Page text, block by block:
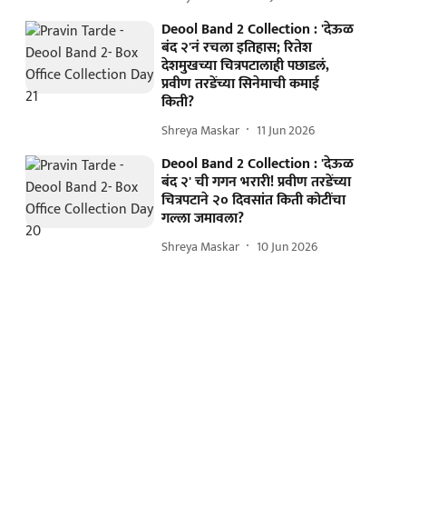
Deool Band 2 Collection : 'देऊळ
बंद २'नं रचला इतिहास; रितेश
देशमुखच्या चित्रपटालाही पछाडलं,
प्रवीण तरडेंच्या सिनेमाची कमाई
किती?
Shreya Maskar 11 Jun 2026
Deool Band 2 Collection : 'देऊळ
बंद २' ची गगन भरारी! प्रवीण तरडेंच्या
चित्रपटाने २० दिवसांत किती कोटींचा
गल्ला जमावला?
Shreya Maskar 10 Jun 2026